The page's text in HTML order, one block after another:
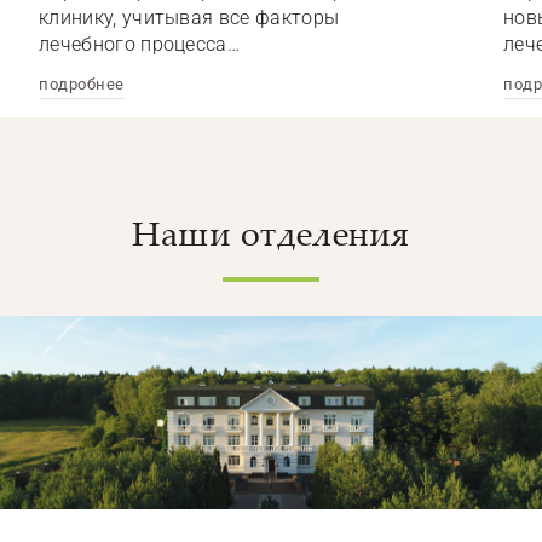
клинику, учитывая все факторы
лечебного процесса…
подробнее
Наши отделения